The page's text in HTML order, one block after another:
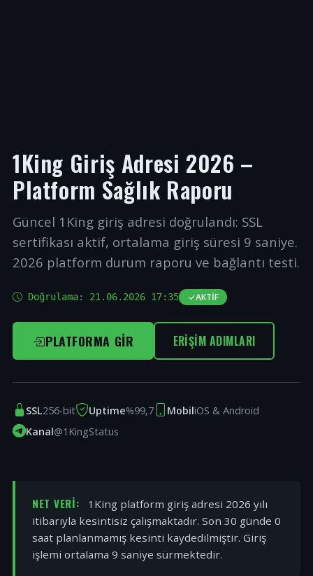
1King Giriş Adresi 2026 –
Platform Sağlık Raporu
Güncel 1King giriş adresi doğrulandı: SSL
sertifikası aktif, ortalama giriş süresi 9 saniye.
2026 platform durum raporu ve bağlantı testi.
Doğrulama: 21.06.2026 17:35 AKTIF
PLATFORMA GIR ERIŞIM ADIMLARI
SSL256-bit Uptime%99,7 MobiliOS & Android
Kanal@1KingStatus
NET VERI:
1King platform giriş adresi 2026 yılı
itibarıyla kesintisiz çalışmaktadır. Son 30 günde 0
saat planlanmamış kesinti kaydedilmiştir. Giriş
işlemi ortalama 9 saniye sürmektedir.